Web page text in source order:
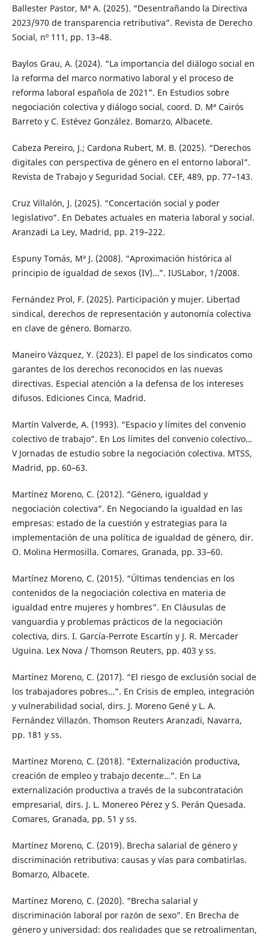
Ballester Pastor, Mª A. (2025). “Desentrañando la Directiva
2023/970 de transparencia retributiva”. Revista de Derecho
Social, nº 111, pp. 13–48.
Baylos Grau, A. (2024). “La importancia del diálogo social en
la reforma del marco normativo laboral y el proceso de
reforma laboral española de 2021”. En Estudios sobre
negociación colectiva y diálogo social, coord. D. Mª Cairós
Barreto y C. Estévez González. Bomarzo, Albacete.
Cabeza Pereiro, J.; Cardona Rubert, M. B. (2025). “Derechos
digitales con perspectiva de género en el entorno laboral”.
Revista de Trabajo y Seguridad Social. CEF, 489, pp. 77–143.
Cruz Villalón, J. (2025). “Concertación social y poder
legislativo”. En Debates actuales en materia laboral y social.
Aranzadi La Ley, Madrid, pp. 219–222.
Espuny Tomás, Mª J. (2008). “Aproximación histórica al
principio de igualdad de sexos (IV)…”. IUSLabor, 1/2008.
Fernández Prol, F. (2025). Participación y mujer. Libertad
sindical, derechos de representación y autonomía colectiva
en clave de género. Bomarzo.
Maneiro Vázquez, Y. (2023). El papel de los sindicatos como
garantes de los derechos reconocidos en las nuevas
directivas. Especial atención a la defensa de los intereses
difusos. Ediciones Cinca, Madrid.
Martín Valverde, A. (1993). “Espacio y límites del convenio
colectivo de trabajo”. En Los límites del convenio colectivo…
V Jornadas de estudio sobre la negociación colectiva. MTSS,
Madrid, pp. 60–63.
Martínez Moreno, C. (2012). “Género, igualdad y
negociación colectiva”. En Negociando la igualdad en las
empresas: estado de la cuestión y estrategias para la
implementación de una política de igualdad de género, dir.
O. Molina Hermosilla. Comares, Granada, pp. 33–60.
Martínez Moreno, C. (2015). “Últimas tendencias en los
contenidos de la negociación colectiva en materia de
igualdad entre mujeres y hombres”. En Cláusulas de
vanguardia y problemas prácticos de la negociación
colectiva, dirs. I. García-Perrote Escartín y J. R. Mercader
Uguina. Lex Nova / Thomson Reuters, pp. 403 y ss.
Martínez Moreno, C. (2017). “El riesgo de exclusión social de
los trabajadores pobres…”. En Crisis de empleo, integración
y vulnerabilidad social, dirs. J. Moreno Gené y L. A.
Fernández Villazón. Thomson Reuters Aranzadi, Navarra,
pp. 181 y ss.
Martínez Moreno, C. (2018). “Externalización productiva,
creación de empleo y trabajo decente…”. En La
externalización productiva a través de la subcontratación
empresarial, dirs. J. L. Monereo Pérez y S. Perán Quesada.
Comares, Granada, pp. 51 y ss.
Martínez Moreno, C. (2019). Brecha salarial de género y
discriminación retributiva: causas y vías para combatirlas.
Bomarzo, Albacete.
Martínez Moreno, C. (2020). “Brecha salarial y
discriminación laboral por razón de sexo”. En Brecha de
género y universidad: dos realidades que se retroalimentan,